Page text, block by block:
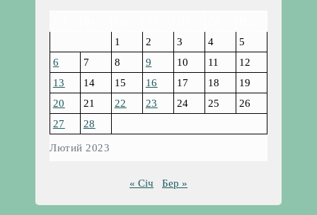
Лютий 2023
1
2 3 4
5
6
7 8 9 10 11
12
13
14 15 16 17 18
19
20
21 22 23 24 25
26
27
28
« Січ Бер »